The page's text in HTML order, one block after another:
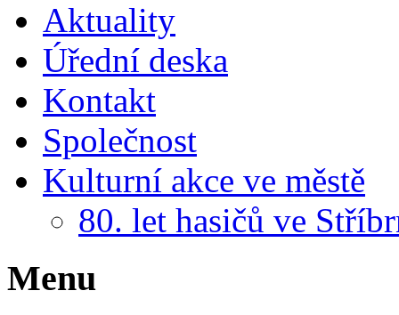
Aktuality
Úřední deska
Kontakt
Společnost
Kulturní akce ve městě
80. let hasičů ve
Menu